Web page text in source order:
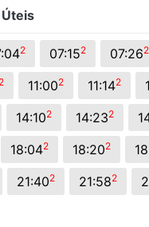
2 07:152 07:262
2 11:002 11:142
14:102 14:232
18:042 18:202
21:402 21:582